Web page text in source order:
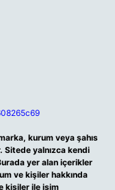
kurum veya şahıs
Sitede yalnızca kendi
yer alan içerikler
ve kişiler hakkında
kişiler ile isim